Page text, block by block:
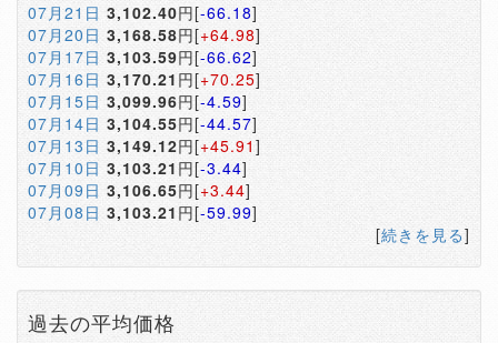
07月21日 3,102.40円[-66.18]
07月20日 3,168.58円[+64.98]
07月17日 3,103.59円[-66.62]
07月16日 3,170.21 円[+70.25]
07月15日 3,099.96円[-4.59]
07月14日 3,104.55円[-44.57]
07月13日 3,149.12円[+45.91 ]
07月10日 3,103.21円[-3.44]
07月09日 3,106.65円[+3.44]
07月08日 3,103.21 円[-59.99]
[続きを見る]
過去の平均価格